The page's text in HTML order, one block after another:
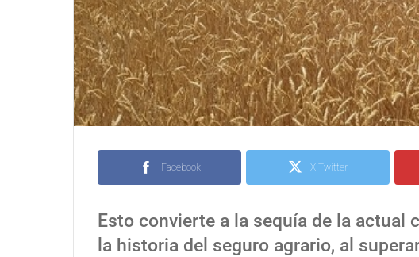
Facebook X Twitter
Esto convierte a la sequía de la actual
la historia del seguro agrario, al